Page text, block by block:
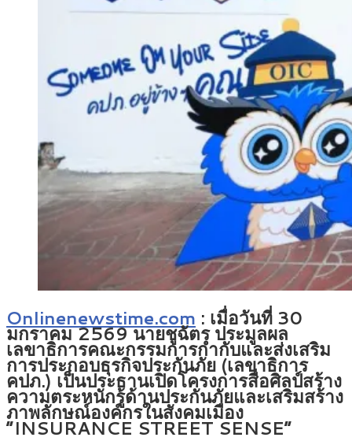
Onlinenewstime.com : เมื่อวันที่ 30
มกราคม 2569 นายชูฉัตร ประมูลผล
เลขาธิการคณะกรรมการกำกับและส่งเสริม
การประกอบธุรกิจประกันภัย (เลขาธิการ
คปภ.) เป็นประธานเปิดโครงการสื่อศิลป์สร้าง
ความตระหนักรู้ด้านประกันภัยและเสริมสร้าง
ภาพลักษณ์องค์กรในสังคมเมือง
“INSURANCE STREET SENSE”